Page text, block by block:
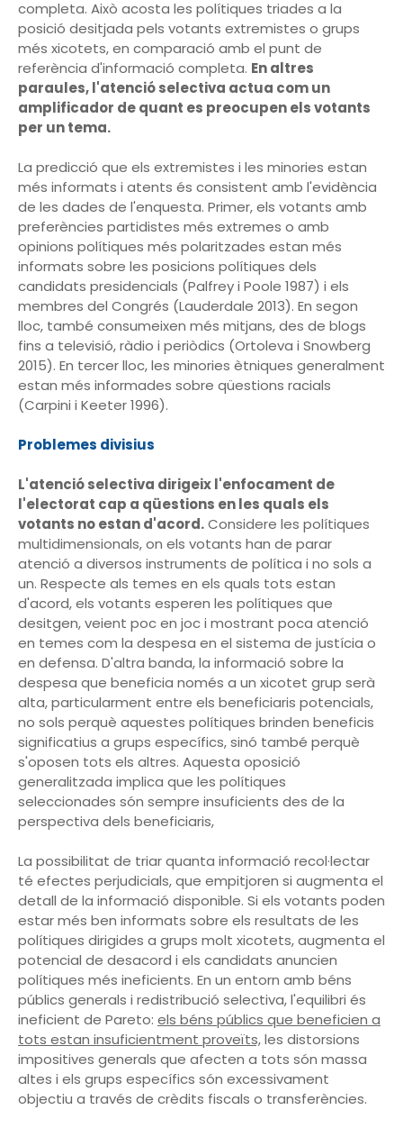
completa. Això acosta les polítiques triades a la
posició desitjada pels votants extremistes o grups
més xicotets, en comparació amb el punt de
referència d'informació completa. En altres
paraules, l'atenció selectiva actua com un
amplificador de quant es preocupen els votants
per un tema.
La predicció que els extremistes i les minories estan
més informats i atents és consistent amb l'evidència
de les dades de l'enquesta. Primer, els votants amb
preferències partidistes més extremes o amb
opinions polítiques més polaritzades estan més
informats sobre les posicions polítiques dels
candidats presidencials (Palfrey i Poole 1987) i els
membres del Congrés (Lauderdale 2013). En segon
lloc, també consumeixen més mitjans, des de blogs
fins a televisió, ràdio i periòdics (Ortoleva i Snowberg
2015). En tercer lloc, les minories ètniques generalment
estan més informades sobre qüestions racials
(Carpini i Keeter 1996).
Problemes divisius
L'atenció selectiva dirigeix l'enfocament de
l'electorat cap a qüestions en les quals els
votants no estan d'acord.Considere les polítiques
multidimensionals, on els votants han de parar
atenció a diversos instruments de política i no sols a
un. Respecte als temes en els quals tots estan
d'acord, els votants esperen les polítiques que
desitgen, veient poc en joc i mostrant poca atenció
en temes com la despesa en el sistema de justícia o
en defensa. D'altra banda, la informació sobre la
despesa que beneficia només a un xicotet grup serà
alta, particularment entre els beneficiaris potencials,
no sols perquè aquestes polítiques brinden beneficis
significatius a grups específics, sinó també perquè
s'oposen tots els altres. Aquesta oposició
generalitzada implica que les polítiques
seleccionades són sempre insuficients des de la
perspectiva dels beneficiaris,
La possibilitat de triar quanta informació recol·lectar
té efectes perjudicials, que empitjoren si augmenta el
detall de la informació disponible. Si els votants poden
estar més ben informats sobre els resultats de les
polítiques dirigides a grups molt xicotets, augmenta el
potencial de desacord i els candidats anuncien
polítiques més ineficients. En un entorn amb béns
públics generals i redistribució selectiva, l'equilibri és
ineficient de Pareto: els béns públics que beneficien a
tots estan insuficientment proveïts,les distorsions
impositives generals que afecten a tots són massa
altes i els grups específics són excessivament
objectiu a través de crèdits fiscals o transferències.